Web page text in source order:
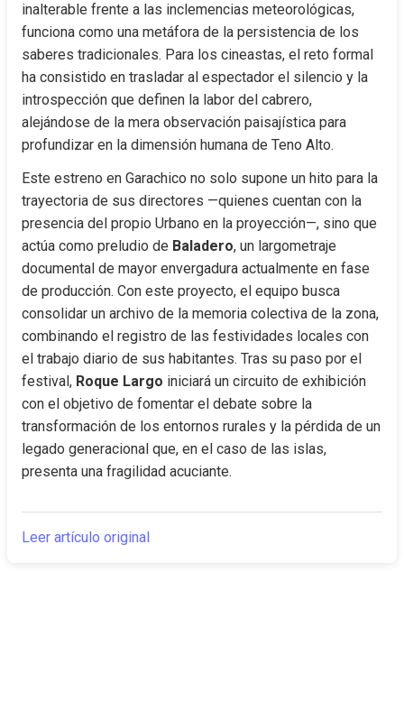
inalterable frente a las inclemencias meteorológicas,
funciona como una metáfora de la persistencia de los
saberes tradicionales. Para los cineastas, el reto formal
ha consistido en trasladar al espectador el silencio y la
introspección que definen la labor del cabrero,
alejándose de la mera observación paisajística para
profundizar en la dimensión humana de Teno Alto.
Este estreno en Garachico no solo supone un hito para la
trayectoria de sus directores —quienes cuentan con la
presencia del propio Urbano en la proyección—, sino que
actúa como preludio de Baladero, un largometraje
documental de mayor envergadura actualmente en fase
de producción. Con este proyecto, el equipo busca
consolidar un archivo de la memoria colectiva de la zona,
combinando el registro de las festividades locales con
el trabajo diario de sus habitantes. Tras su paso por el
festival, Roque Largo iniciará un circuito de exhibición
con el objetivo de fomentar el debate sobre la
transformación de los entornos rurales y la pérdida de un
legado generacional que, en el caso de las islas,
presenta una fragilidad acuciante.
Leer artículo original